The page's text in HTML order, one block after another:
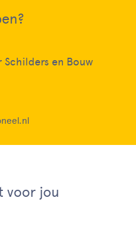
Schilders en Bouw
voor jou